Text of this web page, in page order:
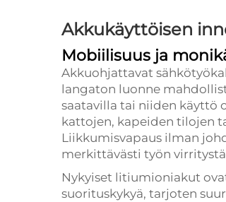
Akkukäyttöisen
Mobiilisuus ja
Akkuohjattavat
langaton luonne
saatavilla tai niiden käyttö
kattojen, kapeiden tilojen
Liikkumisvapaus ilman
merkittävästi työn
Nykyiset litiumioniakut
suorituskykyä, tarjoten